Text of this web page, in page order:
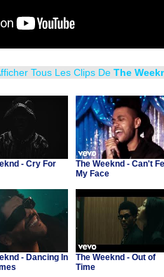
Tous Les Clips De The
- Cry For
The Weeknd - Can't
My Face
- Dancing In
The Weeknd - Out of
Time